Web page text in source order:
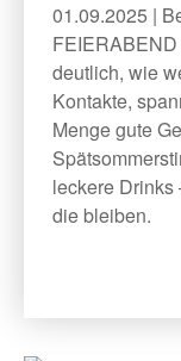
01.09.2025 |
deutlich, wie
Kontakte,
Menge gute
leckere
die bleiben.